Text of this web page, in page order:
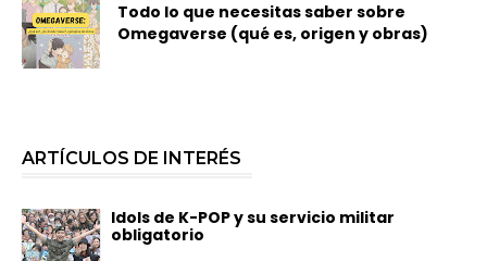
Todo lo que necesitas saber sobre
Omegaverse (qué es, origen y obras)
ARTÍCULOS DE INTERÉS
Idols de K-POP y su servicio militar
obligatorio